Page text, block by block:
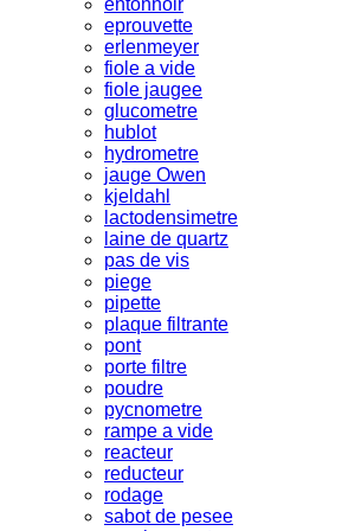
eprouvette
erlenmeyer
fiole a vide
fiole jaugee
glucometre
hublot
hydrometre
jauge Owen
kjeldahl
lactodensimetre
laine de quartz
pas de vis
piege
pipette
plaque filtrante
pont
porte filtre
poudre
pycnometre
rampe a vide
reacteur
reducteur
rodage
sabot de pesee